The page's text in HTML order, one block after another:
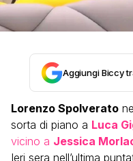
Aggiungi Biccy
Lorenzo Spolverato
sorta di piano a Luca
vicino a Jessica
Ieri sera nell’ultima